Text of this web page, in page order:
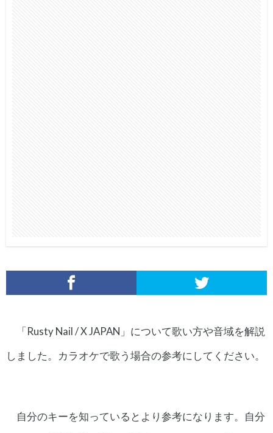
「Rusty Nail / X JAPAN」について歌い方や音域を解説
しました。カラオケで歌う場合の参考にしてください。
自分のキーを知っているとより参考になります。自分